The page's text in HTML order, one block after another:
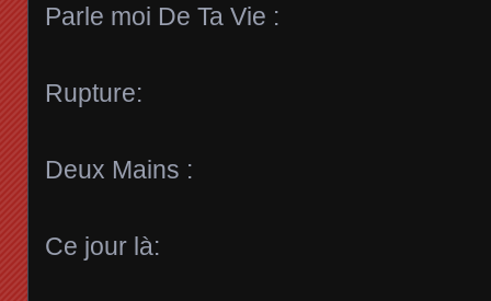
Parle moi De Ta Vie :
Rupture:
Deux Mains :
Ce jour là: